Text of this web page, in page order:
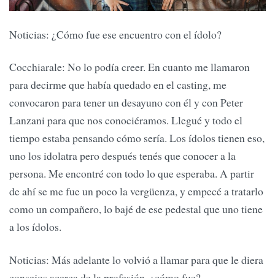
Noticias: ¿Cómo fue ese encuentro con el ídolo?
Cocchiarale: No lo podía creer. En cuanto me llamaron
para decirme que había quedado en el casting, me
convocaron para tener un desayuno con él y con Peter
Lanzani para que nos conociéramos. Llegué y todo el
tiempo estaba pensando cómo sería. Los ídolos tienen eso,
uno los idolatra pero después tenés que conocer a la
persona. Me encontré con todo lo que esperaba. A partir
de ahí se me fue un poco la vergüenza, y empecé a tratarlo
como un compañero, lo bajé de ese pedestal que uno tiene
a los ídolos.
Noticias: Más adelante lo volvió a llamar para que le diera